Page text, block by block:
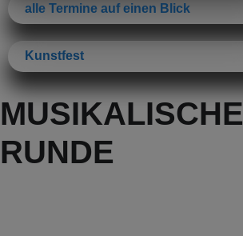
alle Termine auf einen Blick
Kunstfest
MUSIKALISCHE
RUNDE